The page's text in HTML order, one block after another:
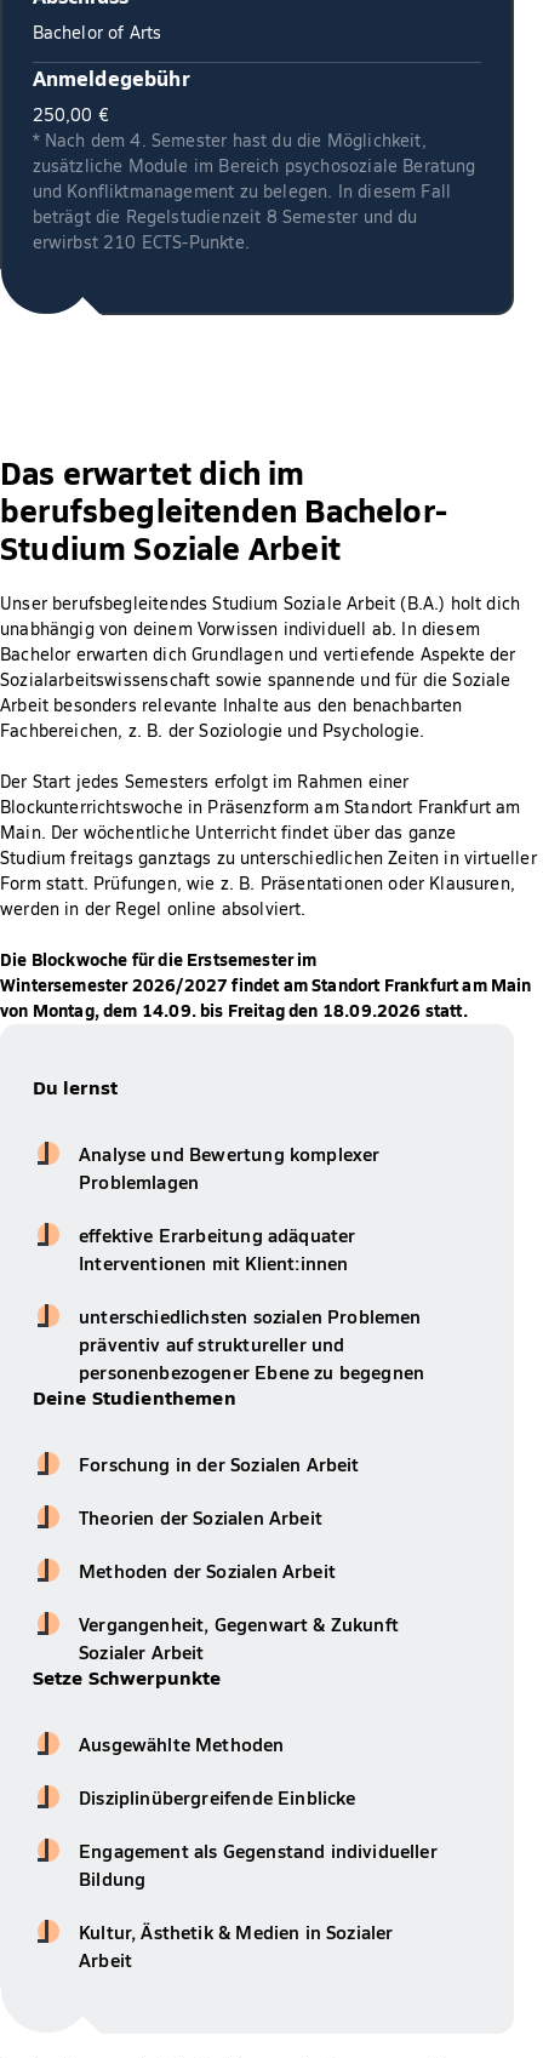
Bachelor of Arts
Anmeldegebühr
250,00 €
* Nach dem 4. Semester hast du die Möglichkeit,
zusätzliche Module im Bereich psychosoziale Beratung
und Konfliktmanagement zu belegen. In diesem Fall
beträgt die Regelstudienzeit 8 Semester und du
erwirbst 210 ECTS-Punkte.
Das erwartet dich im
berufsbegleitenden Bachelor-
Studium Soziale Arbeit
Unser berufsbegleitendes Studium Soziale Arbeit (B.A.) holt dich
unabhängig von deinem Vorwissen individuell ab. In diesem
Bachelor erwarten dich Grundlagen und vertiefende Aspekte der
Sozialarbeitswissenschaft sowie spannende und für die Soziale
Arbeit besonders relevante Inhalte aus den benachbarten
Fachbereichen, z. B. der Soziologie und Psychologie.
Der Start jedes Semesters erfolgt im Rahmen einer
Blockunterrichtswoche in Präsenzform am Standort Frankfurt am
Main. Der wöchentliche Unterricht findet über das ganze
Studium freitags ganztags zu unterschiedlichen Zeiten in virtueller
Form statt. Prüfungen, wie z. B. Präsentationen oder Klausuren,
werden in der Regel online absolviert.
Die Blockwoche für die Erstsemester im
Wintersemester 2026/2027 findet am Standort Frankfurt am Main
von Montag, dem 14.09. bis Freitag den 18.09.2026 statt.
Du lernst
Analyse und Bewertung komplexer
Problemlagen
effektive Erarbeitung adäquater
Interventionen mit Klient:innen
unterschiedlichsten sozialen Problemen
präventiv auf struktureller und
personenbezogener Ebene zu begegnen
Deine Studienthemen
Forschung in der Sozialen Arbeit
Theorien der Sozialen Arbeit
Methoden der Sozialen Arbeit
Vergangenheit, Gegenwart & Zukunft
Sozialer Arbeit
Setze Schwerpunkte
Ausgewählte Methoden
Disziplinübergreifende Einblicke
Engagement als Gegenstand individueller
Bildung
Kultur, Ästhetik & Medien in Sozialer
Arbeit